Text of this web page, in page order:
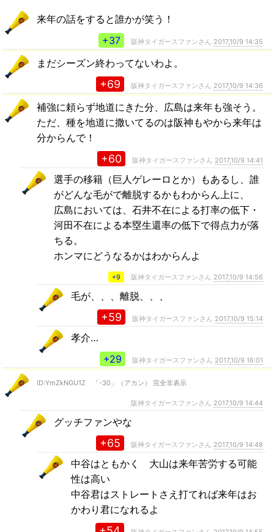
来年の話をすると誰かが笑う！
+37
阪神タイガースファンさん 2017,10/9 14:35
まだシーズン終わってないわよ。
+69 阪神タイガースファンさん 2017,10/9 14:36
補強に頼らず地道にきた分、広島は来年も強そう。
ただ、種を地道に撒いてるのは阪神もやから来年は
分からんで！
+60 阪神タイガースファンさん 2017,10/9 14:41
選手の移籍（巨人ゲレーロとか）もあるし、誰
がどんな毛がで離脱するかもわからん上に、
広島においては、石井不在による打率の低下・
河田不在による本塁生還率の低下で得点力が落
ちる。
ホンマにどうなるかはわからんよ
+9 阪神タイガースファンさん 2017,10/9 14:56
毛が、、、離脱、、、
+59 阪神タイガースファンさん 2017,10/9 15:14
孝介…
+29
阪神タイガースファンさん 2017,10/9 16:01
ID:YmZkNGU1Z 「-30」（アカン） 完全非表示
阪神タイガースファンさん 2017,10/9 14:44
グッチファンやな
+65 阪神タイガースファンさん 2017,10/9 14:48
中谷はともかく 大山は来年苦労する可能
性は高い
中谷君はストレートさえ打てれば来年はお
かわり君になれるよ